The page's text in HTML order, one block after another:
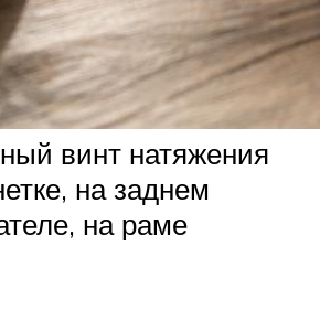
винт натяжения
на заднем
на раме